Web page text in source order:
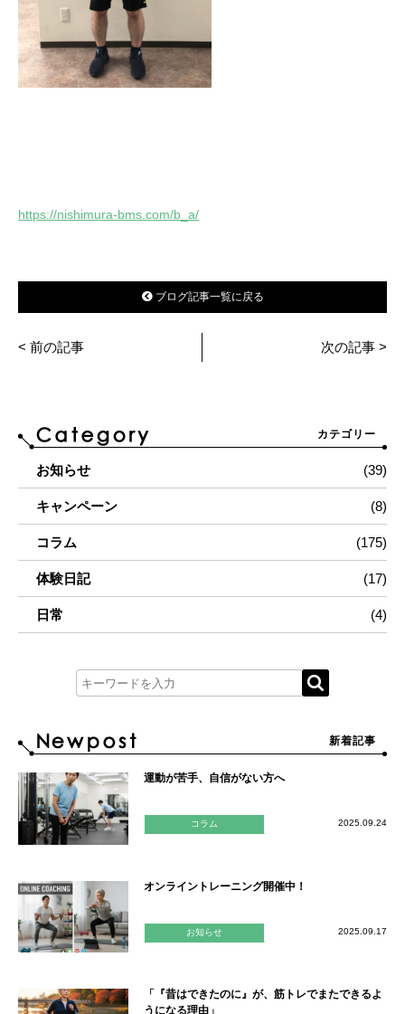
https://nishimura-bms.com/b_a/
ブログ記事一覧に戻る
< 前の記事 次の記事 >
カテゴリー
お知らせ (39)
キャンペーン (8)
コラム (175)
体験日記 (17)
日常 (4)
新着記事
運動が苦手、自信がない方へ
コラム 2025.09.24
オンライントレーニング開催中！
お知らせ 2025.09.17
「『昔はできたのに』が、筋トレでまたできるよ
うになる理由」